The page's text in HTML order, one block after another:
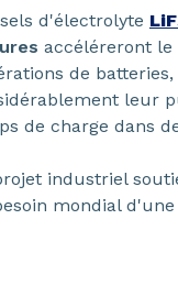
d'électrolyte
accéléreront
de
leur
de charge dans
industriel
mondial